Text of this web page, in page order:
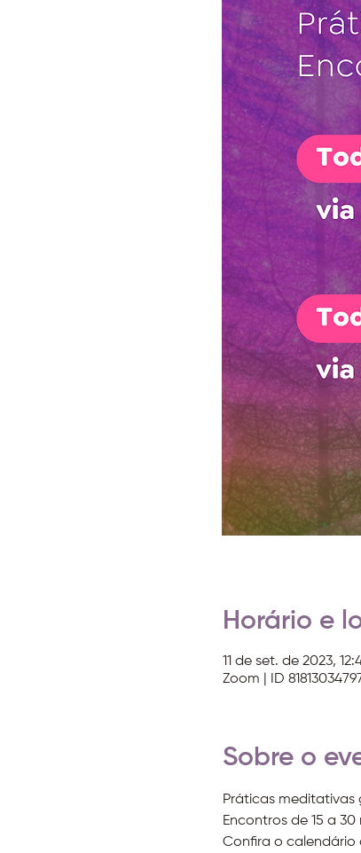
Horário e
11 de set. de 2023,
Zoom | ID
Sobre o
Práticas meditativas
Encontros de 15 a
Confira o calendário